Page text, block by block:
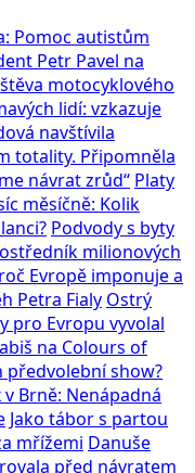
Pomoc autistům
Petr Pavel na
motocyklového
lidí: vzkazuje
navštívila
totality. Připomněla
návrat zrůd“ Platy
měsíčně: Kolik
Podvody s byty
milionových
Evropě imponuje a
Petra Fialy Ostrý
pro Evropu vyvolal
na Colours of
předvolební show?
Brně: Nenápadná
Jako tábor s partou
mřížemi Danuše
před návratem